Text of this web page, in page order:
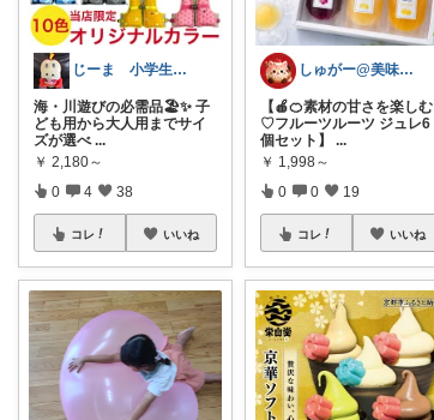
じーま 小学生男子2人の40代パパ
海・川遊びの必需品🏖️✨ 子
ども用から大人用までサイ
ズが選べ ...
￥ 2,180～
0 4 38
コレ いいね
しゅがー@美味しいスイーツや雑貨紹介
【🍎🍊素材の甘さを楽しむ
♡フルーツルーツ ジュレ6
個セット】...
￥ 1,998～
0 0 19
コレ いいね